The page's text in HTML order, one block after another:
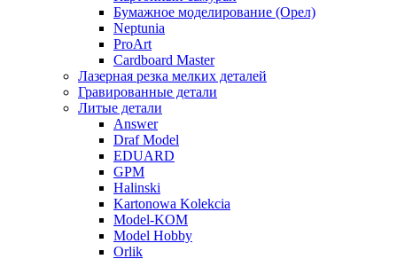
Бумажное моделирование (Орел)
Neptunia
ProArt
Cardboard Master
Лазерная резка мелких деталей
Гравированные детали
Литые детали
Answer
Draf Model
EDUARD
GPM
Halinski
Kartonowa Kolekcia
Model-KOM
Model Hobby
Orlik